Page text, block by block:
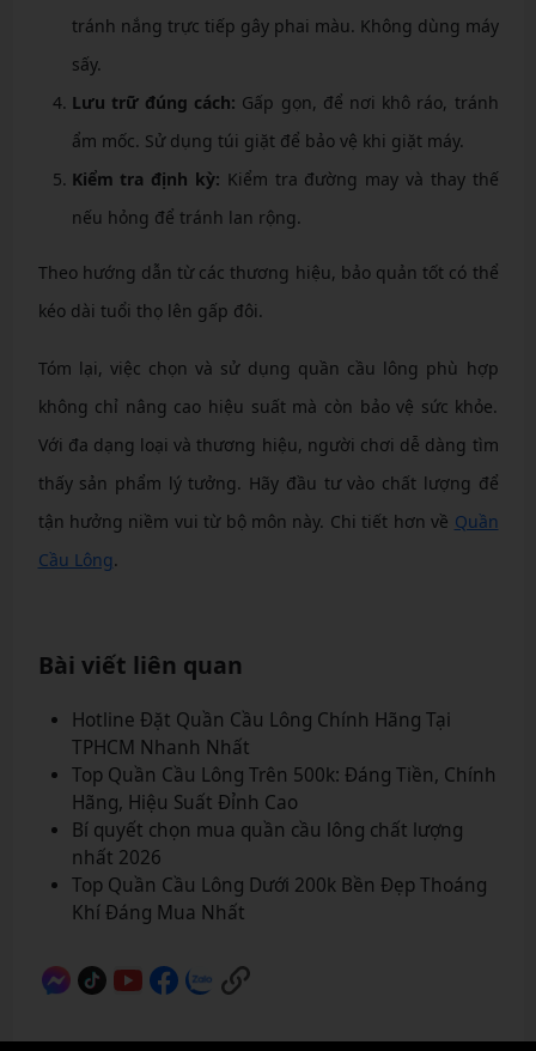
tránh nắng trực tiếp gây phai màu. Không dùng máy
sấy.
Lưu trữ đúng cách: Gấp gọn, để nơi khô ráo, tránh
ẩm mốc. Sử dụng túi giặt để bảo vệ khi giặt máy.
Kiểm tra định kỳ: Kiểm tra đường may và thay thế
nếu hỏng để tránh lan rộng.
Theo hướng dẫn từ các thương hiệu, bảo quản tốt có thể
kéo dài tuổi thọ lên gấp đôi.
Tóm lại, việc chọn và sử dụng quần cầu lông phù hợp
không chỉ nâng cao hiệu suất mà còn bảo vệ sức khỏe.
Với đa dạng loại và thương hiệu, người chơi dễ dàng tìm
thấy sản phẩm lý tưởng. Hãy đầu tư vào chất lượng để
tận hưởng niềm vui từ bộ môn này. Chi tiết hơn về Quần
Cầu Lông.
Bài viết liên quan
Hotline Đặt Quần Cầu Lông Chính Hãng Tại
TPHCM Nhanh Nhất
Top Quần Cầu Lông Trên 500k: Đáng Tiền, Chính
Hãng, Hiệu Suất Đỉnh Cao
Bí quyết chọn mua quần cầu lông chất lượng
nhất 2026
Top Quần Cầu Lông Dưới 200k Bền Đẹp Thoáng
Khí Đáng Mua Nhất